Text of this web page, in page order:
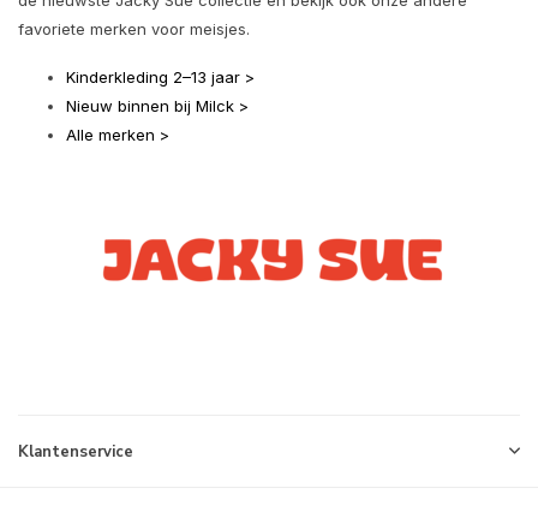
favoriete merken voor meisjes.
Kinderkleding 2–13 jaar >
Nieuw binnen bij Milck >
Alle merken >
Klantenservice